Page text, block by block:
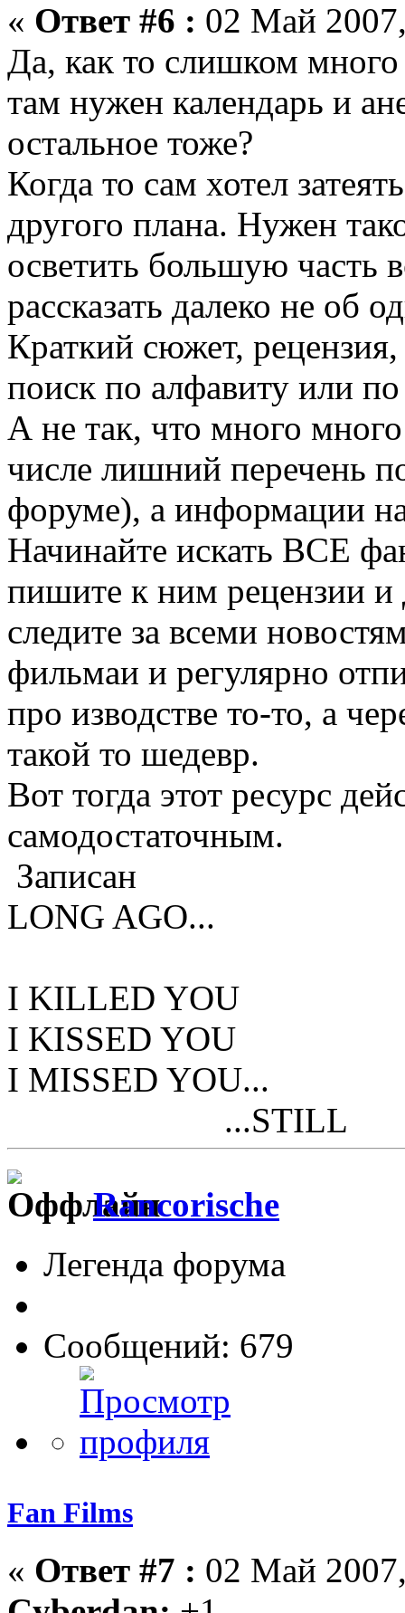
« Ответ #6 : 02 Май
Да, как то слишком много
там нужен календарь и
остальное тоже?
Когда то сам хотел
другого плана. Нужен
осветить большую часть
рассказать далеко не об
Краткий сюжет,
поиск по алфавиту или
А не так, что много
числе лишний перечень
форуме), а информации
Начинайте искать ВСЕ
пишите к ним рецензии и
следите за всеми
фильмаи и регулярно
про изводстве то-то, а
такой то шедевр.
Вот тогда этот ресурс
самодостаточным.
Записан
LONG AGO...
I KILLED YOU
I KISSED YOU
I MISSED YOU...
...STILL
Rancorische
Легенда форума
Сообщений: 679
Fan Films
« Ответ #7 : 02 Май